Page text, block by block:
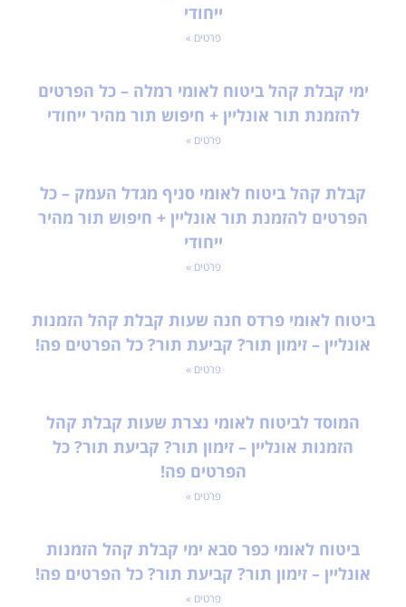
ייחודי
פרטים »
ימי קבלת קהל ביטוח לאומי רמלה – כל הפרטים
להזמנת תור אונליין + חיפוש תור מהיר ייחודי
פרטים »
קבלת קהל ביטוח לאומי סניף מגדל העמק – כל
הפרטים להזמנת תור אונליין + חיפוש תור מהיר
ייחודי
פרטים »
ביטוח לאומי פרדס חנה שעות קבלת קהל הזמנות
אונליין – זימון תור? קביעת תור? כל הפרטים פה!
פרטים »
המוסד לביטוח לאומי נצרת שעות קבלת קהל
הזמנות אונליין – זימון תור? קביעת תור? כל
הפרטים פה!
פרטים »
ביטוח לאומי כפר סבא ימי קבלת קהל הזמנות
אונליין – זימון תור? קביעת תור? כל הפרטים פה!
פרטים »